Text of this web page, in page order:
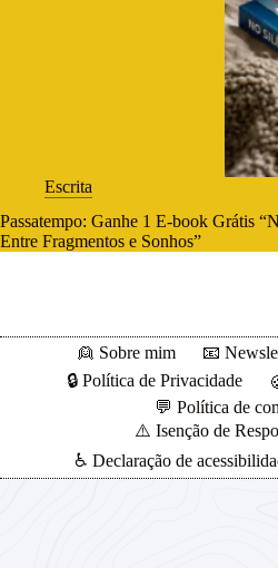
Escrita
Passatempo: Ganhe 1 E-book Grátis
Entre Fragmentos e Sonhos”
👱 Sobre mim 📧
🔒 Política de Privacidade
💬 Política de
⚠️ Isenção de
♿ Declaração de